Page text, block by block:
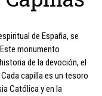
de España, se
monumento
de la devoción, el
capilla es un tesoro
Católica y en la